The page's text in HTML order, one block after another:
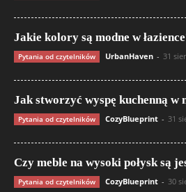
Jakie kolory są modne w
Pytania od czytelników UrbanHaven - 31
Jak stworzyć wyspę kuchenną w
Pytania od czytelników CozyBlueprint - 31
Czy meble na wysoki połysk są
Pytania od czytelników CozyBlueprint - 30